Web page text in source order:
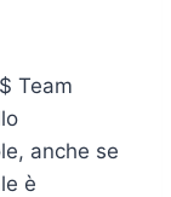
Team
anche se
è